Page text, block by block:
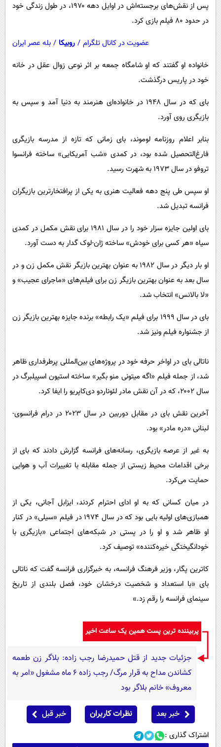
اجتماعی
سیاست خارجی
پس از نقش‌های برجسته‌اش در اوایل دهه ۱۹۷۰، در طول زندگی خود
در حدود ۸۰ فیلم بازی کرد.
عضویت در کانال تلگرام / روبیکا / بله عصر ایران
خانواده او گفتند که او شامگاه جمعه بر اثر نوعی زوال عقل در خانه
خود در پاریس درگذشت.
بای که در سال ۱۹۴۸ در خانواده‌ای هنرمند به دنیا آمد و سپس به
بازیگری روی آورد.
بنابر اعلام روزنامه لوموند، بای زمانی که تازه از مدرسه بازیگری
فارغ‌التحصیل شده بود، در کمدی «شب آمریکایی» ساخته فرانسوا
تروفو در سال ۱۹۷۳ به شهرت رسید.
او سپس طی پنج دهه فعالیت هنری به یکی از پرافتخارترین بازیگران
فرانسه تبدیل شد.
بای اولین جایزه سزار خود را در سال ۱۹۸۱ برای نقش مکمل در کمدی
سیاه «هر کسی برای خودش» ساخته ژان-لوک گدار به دست آورد.
او بار دیگر در سال ۱۹۸۲ به عنوان بهترین بازیگر نقش مکمل زن و در
سال بعد به عنوان بهترین بازیگر زن برای فیلم‌های «ماجرای عجیب» و
«لا بالانس» انتخاب شد.
بای در سال ۱۹۹۹ برای فیلم «یک رابطه» برنده جایزه بهترین بازیگر زن
از جشنواره فیلم ونیز شد.
ناتالی بای در اواخر حرفه خود در پروژه‌های بین‌المللی پرطرفداری ظاهر
شد، از جمله فیلم «اگه میتونی منو بگیر» ساخته استیون اسپیلبرگ در
سال ۲۰۰۲، که در آن نقش مادر لئوناردو دی‌کاپریو را ایفا کرد.
آخرین نقش بای در مقابل دوربین در سال ۲۰۲۳ در درام فرانسوی-
لبنانی «دره مادر» بود.
به غیر از عرصه بازیگری، رسانه‌های فرانسه گزارش دادند که بای از
برخی اقدامات محیط زیستی از جمله مقابله با تغییرات آب و هوایی
حمایت می‌کرد.
در میان کسانی که به او ادای احترام کردند، ایزابل آجانی، یکی از
همبازی‌های اولیه بایی بود که در سال ۱۹۷۴ در فیلم «سیلی» در کنار
او ظاهر شد و او را در پستی در شبکه‌های اجتماعی «بازیگری با
خودانگیختگی خیره‌کننده» توصیف کرد.
کاترین پگار، وزیر فرهنگ فرانسه، به خبرگزاری فرانسه گفت که ناتالی
بای «با استعداد و شخصیت درخشان خود، فصل بلندی از تاریخ
سینمای فرانسه را رقم زد.»
پربیننده ترین پست همین یک ساعت اخیر
جزئیات جدید از قتل حمیدرضا رجب زاده: بلاگر زن طعمه
کشاندن مداح به قرار مرگ/ رجب زاده 6 ماه مشغول «امر به
معروف» خانم بلاگر بود
خبر بعد نظرات کاربران خبر قبل
اشتراک گذاری :